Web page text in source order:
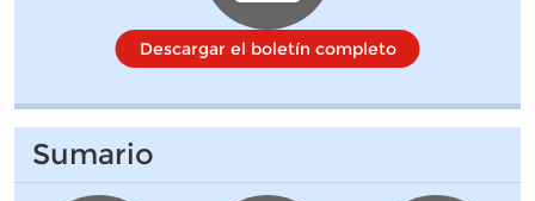
Descargar el boletín completo
Sumario